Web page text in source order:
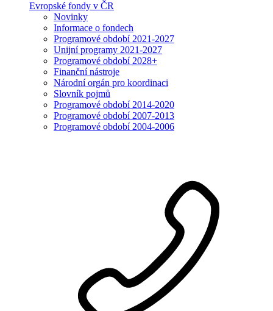
Evropské fondy v ČR
Novinky
Informace o fondech
Programové období 2021-2027
Unijní programy 2021-2027
Programové období 2028+
Finanční nástroje
Národní orgán pro koordinaci
Slovník pojmů
Programové období 2014-2020
Programové období 2007-2013
Programové období 2004-2006